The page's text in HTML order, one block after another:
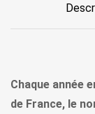
Chaque année
de France, le